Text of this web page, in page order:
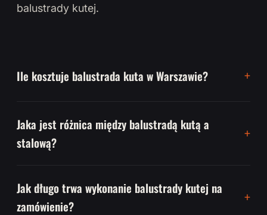
balustrady kutej.
Ile kosztuje balustrada kuta w Warszawie?
Jaka jest różnica między balustradą kutą a
stalową?
Jak długo trwa wykonanie balustrady kutej na
zamówienie?